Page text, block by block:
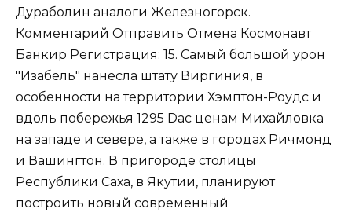
Дураболин аналоги Железногорск.
Комментарий Отправить Отмена Космонавт
Банкир Регистрация: 15. Самый большой урон
"Изабель" нанесла штату Виргиния, в
особенности на территории Хэмптон-Роудс и
вдоль побережья 1295 Dac ценам Михайловка
на западе и севере, а также в городах Ричмонд
и Вашингтон. В пригороде столицы
Республики Саха, в Якутии, планируют
построить новый современный